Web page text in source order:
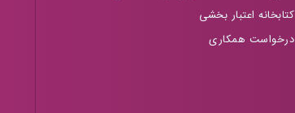
کتابخانه اعتبار بخشی
درخواست همکاری